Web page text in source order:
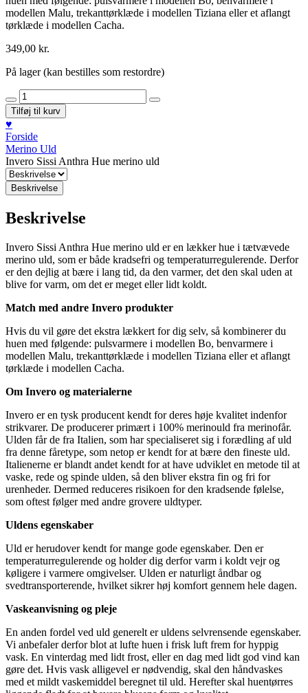
modellen Malu, trekanttørklæde i modellen Tiziana eller et aflangt
tørklæde i modellen Cacha.
349,00 kr.
På lager (kan bestilles som restordre)
Invero
Sissi
Anthra
Hue
merino
uld
antal
Tilføj til kurv
♥︎
Forside
Merino Uld
Invero Sissi Anthra Hue merino uld
Beskrivelse
Beskrivelse
Invero Sissi Anthra Hue merino uld er en lækker hue i tætvævede
merino uld, som er både kradsefri og temperaturregulerende. Derfor
er den dejlig at bære i lang tid, da den varmer, det den skal uden at
blive for varm, om det er meget eller lidt koldt.
Match med andre Invero produkter
Hvis du vil gøre det ekstra lækkert for dig selv, så kombinerer du
huen med følgende: pulsvarmere i modellen Bo, benvarmere i
modellen Malu, trekanttørklæde i modellen Tiziana eller et aflangt
tørklæde i modellen Cacha.
Om Invero og materialerne
Invero er en tysk producent kendt for deres høje kvalitet indenfor
strikvarer. De producerer primært i 100% merinould fra merinofår.
Ulden får de fra Italien, som har specialiseret sig i forædling af uld
fra denne fåretype, som netop er kendt for at bære den fineste uld.
Italienerne er blandt andet kendt for at have udviklet en metode til at
vaske, rede og spinde ulden, så den bliver ekstra fin og fri for
urenheder. Dermed reduceres risikoen for den kradsende følelse,
som oftest følger med andre grovere uldtyper.
Uldens egenskaber
Uld er herudover kendt for mange gode egenskaber. Den er
temperaturregulerende og holder dig derfor varm i koldt vejr og
køligere i varmere omgivelser. Ulden er naturligt åndbar og
svedtransporterende, hvilket sikrer høj komfort gennem hele dagen.
Vaskeanvisning og pleje
En anden fordel ved uld generelt er uldens selvrensende egenskaber.
Vi anbefaler derfor blot at lufte huen i frisk luft frem for hyppig
vask. En vinterdag med lidt frost, eller en dag med lidt god vind kan
gøre det. Hvis vask alligevel er nødvendig, skal den håndvaskes
med et mildt vaskemiddel beregnet til uld. Herefter skal huentørres